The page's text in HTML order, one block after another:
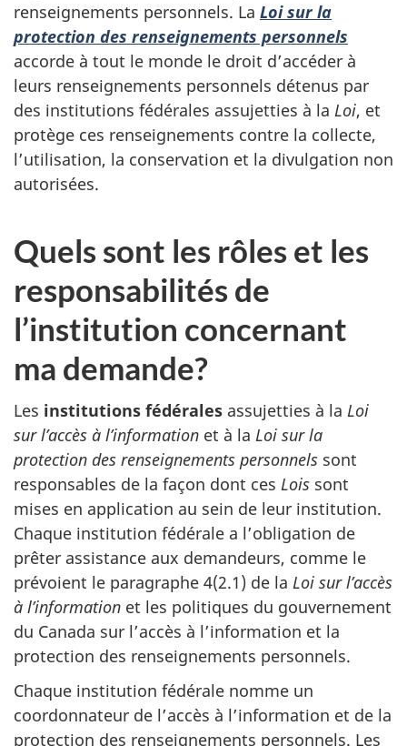
renseignements personnels. La Loi sur la
protection des renseignements personnels
accorde à tout le monde le droit d’accéder à
leurs renseignements personnels détenus par
des institutions fédérales assujetties à la Loi, et
protège ces renseignements contre la collecte,
l’utilisation, la conservation et la divulgation non
autorisées.
Quels sont les rôles et les
responsabilités de
l’institution concernant
ma demande?
Les institutions fédérales assujetties à la Loi
sur l’accès à l’information et à la Loi sur la
protection des renseignements personnels sont
responsables de la façon dont ces Lois sont
mises en application au sein de leur institution.
Chaque institution fédérale a l’obligation de
prêter assistance aux demandeurs, comme le
prévoient le paragraphe 4(2.1) de la Loi sur l’accès
à l’information et les politiques du gouvernement
du Canada sur l’accès à l’information et la
protection des renseignements personnels.
Chaque institution fédérale nomme un
coordonnateur de l’accès à l’information et de la
protection des renseignements personnels. Les